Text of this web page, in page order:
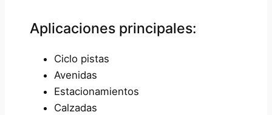
Aplicaciones principales:
Ciclo pistas
Avenidas
Estacionamientos
Calzadas